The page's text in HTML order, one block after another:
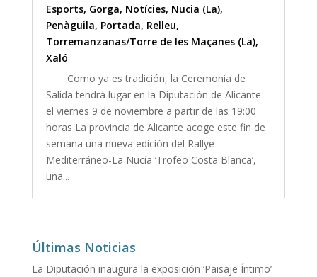
Esports, Gorga, Notícies, Nucia (La),
Penàguila, Portada, Relleu,
Torremanzanas/Torre de les Maçanes (La),
Xaló
Como ya es tradición, la Ceremonia de
Salida tendrá lugar en la Diputación de Alicante
el viernes 9 de noviembre a partir de las 19:00
horas La provincia de Alicante acoge este fin de
semana una nueva edición del Rallye
Mediterráneo-La Nucía ‘Trofeo Costa Blanca’,
una...
Últimas Noticias
La Diputación inaugura la exposición ‘Paisaje Íntimo’